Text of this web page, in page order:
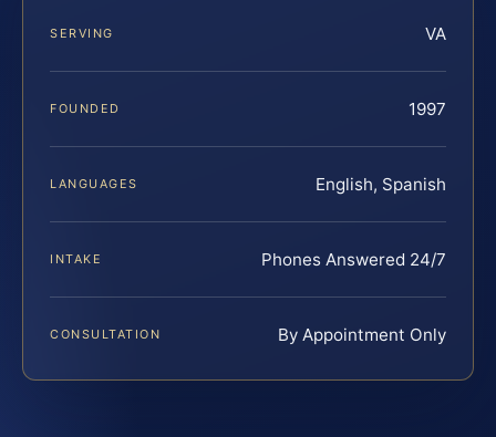
SERVING VA
FOUNDED 1997
LANGUAGES English, Spanish
INTAKE Phones Answered 24/7
CONSULTATION By Appointment Only